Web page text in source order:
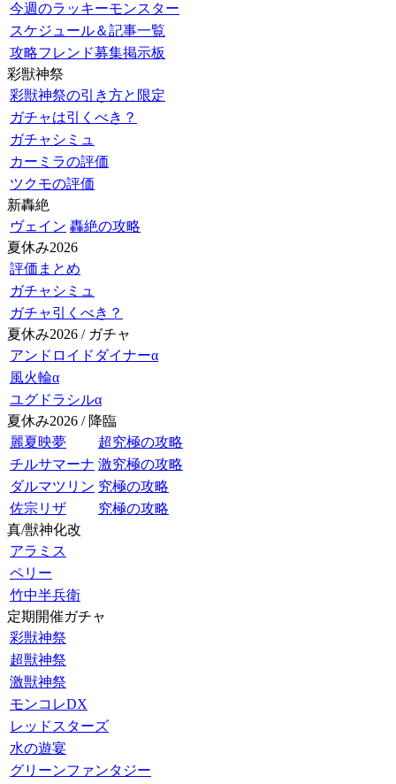
今週のラッキーモンスター
スケジュール＆記事一覧
攻略フレンド募集掲示板
彩獣神祭
彩獣神祭の引き方と限定
ガチャは引くべき？
ガチャシミュ
カーミラの評価
ツクモの評価
新轟絶
ヴェイン 轟絶の攻略
夏休み2026
評価まとめ
ガチャシミュ
ガチャ引くべき？
夏休み2026 / ガチャ
アンドロイドダイナーα
風火輪α
ユグドラシルα
夏休み2026 / 降臨
麗夏映夢
超究極の攻略
チルサマーナ 激究極の攻略
ダルマツリン 究極の攻略
佐宗リザ
究極の攻略
真/獣神化改
アラミス
ペリー
竹中半兵衛
定期開催ガチャ
彩獣神祭
超獣神祭
激獣神祭
モンコレDX
レッドスターズ
水の遊宴
グリーンファンタジー